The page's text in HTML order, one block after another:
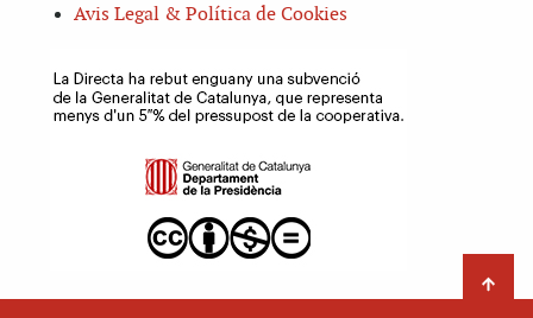
Avis Legal & Política de Cookies